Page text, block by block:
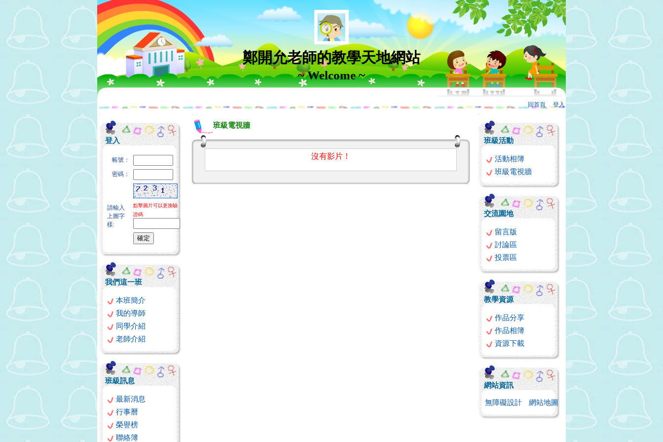
鄭開允老師的教學天地網站
~ Welcome ~
回首頁 、登入
:::
登入
帳號：
密碼：
請輸入
上圖字
樣:
點擊圖片可以更換驗
證碼
我們這一班
本班簡介
我的導師
同學介紹
老師介紹
班級訊息
最新消息
行事曆
榮譽榜
聯絡簿
:::
班級電視牆
沒有影片！
:::
班級活動
活動相簿
班級電視牆
交流園地
留言版
討論區
投票區
教學資源
作品分享
作品相簿
資源下載
網站資訊
無障礙設計 網站地圖